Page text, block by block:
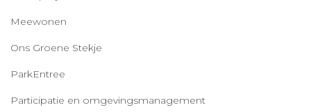
Meewonen
Ons Groene Stekje
ParkEntree
Participatie en omgevingsmanagement